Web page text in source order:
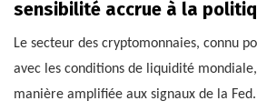
sensibilité accrue à la
Le secteur des cryptomonnaies, connu
avec les conditions de liquidité
manière amplifiée aux signaux de la